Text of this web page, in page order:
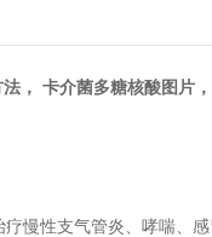
， 卡介菌多糖核酸图片
慢性支气管炎、哮喘、感